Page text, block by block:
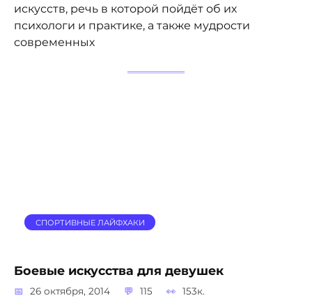
искусств, речь в которой пойдёт об их
психологи и практике, а также мудрости
современных
СПОРТИВНЫЕ ЛАЙФХАКИ
Боевые искусства для девушек
26 октября, 2014 115 153к.